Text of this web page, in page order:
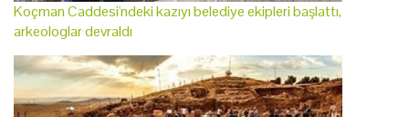
Koçman Caddesi'ndeki kazıyı belediye ekipleri başlattı,
arkeologlar devraldı